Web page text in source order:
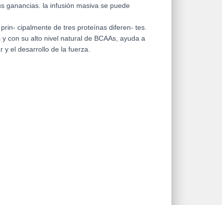
ganancias. la infusión masiva se puede
cipalmente de tres proteínas diferen- tes.
con su alto nivel natural de BCAAs, ayuda a
y el desarrollo de la fuerza.